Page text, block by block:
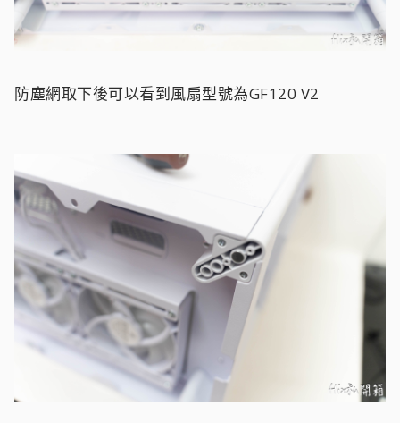
防塵網取下後可以看到風扇型號為GF120 V2